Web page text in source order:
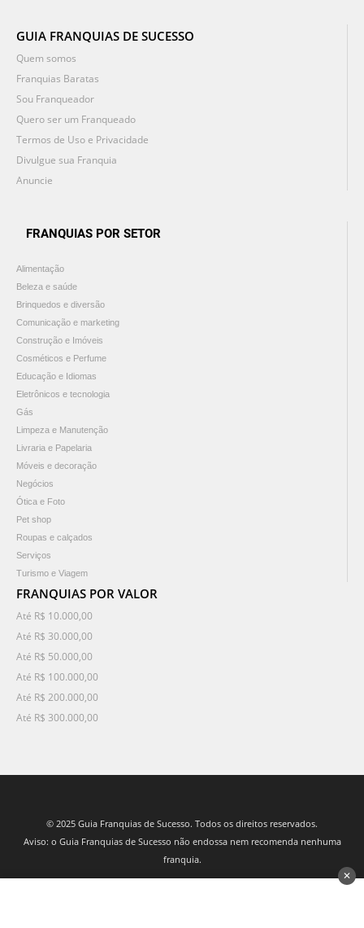
GUIA FRANQUIAS DE SUCESSO
Quem somos
Franquias Baratas
Sou Franqueador
Quero ser um Franqueado
Termos de Uso e Privacidade
Divulgue sua Franquia
Anuncie
FRANQUIAS POR SETOR
Alimentação
Beleza e saúde
Brinquedos e diversão
Comunicação e marketing
Construção e Imóveis
Cosméticos e Perfume
Educação e Idiomas
Eletrônicos e tecnologia
Gás
Limpeza e Manutenção
Livraria e Papelaria
Móveis e decoração
Negócios
Ótica e Foto
Pet shop
Roupas e calçados
Serviços
Turismo e Viagem
FRANQUIAS POR VALOR
Até R$ 10.000,00
Até R$ 30.000,00
Até R$ 50.000,00
Até R$ 100.000,00
Até R$ 200.000,00
Até R$ 300.000,00
© 2025 Guia Franquias de Sucesso. Todos os direitos reservados.
Aviso: o Guia Franquias de Sucesso não endossa nem recomenda nenhuma
franquia.
✕